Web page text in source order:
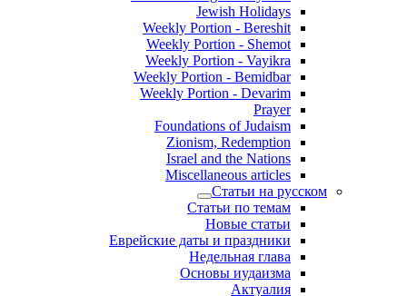
Jewish Holidays
Weekly Portion - Bereshit
Weekly Portion - Shemot
Weekly Portion - Vayikra
Weekly Portion - Bemidbar
Weekly Portion - Devarim
Prayer
Foundations of Judaism
Zionism, Redemption
Israel and the Nations
Miscellaneous articles
Статьи на русском
Статьи по темам
Новые статьи
Еврейские даты и праздники
Недельная глава
Основы иудаизма
Актуалия